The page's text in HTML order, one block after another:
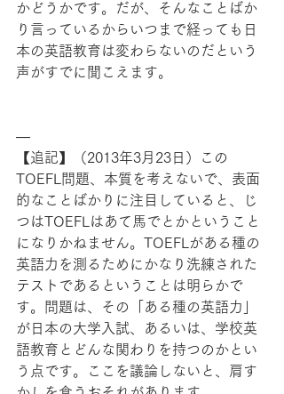
かどうかです。だが、そんなことばか
り言っているからいつまで経っても日
本の英語教育は変わらないのだという
声がすでに聞こえます。
—
【追記】（2013年3月23日）この
TOEFL問題、本質を考えないで、表面
的なことばかりに注目していると、じ
つはTOEFLはあて馬でとかということ
になりかねません。TOEFLがある種の
英語力を測るためにかなり洗練された
テストであるということは明らかで
す。問題は、その「ある種の英語力」
が日本の大学入試、あるいは、学校英
語教育とどんな関わりを持つのかとい
う点です。ここを議論しないと、肩す